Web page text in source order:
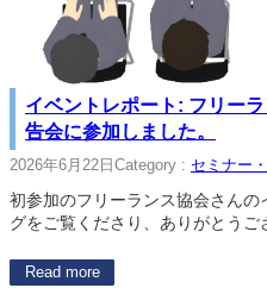
イベントレポート: フリー
告会に参加しました。
2026年6月22日 Category : セミナー
初参加のフリーランス協会さん
グをご覧くださり、ありがとうご
Read more